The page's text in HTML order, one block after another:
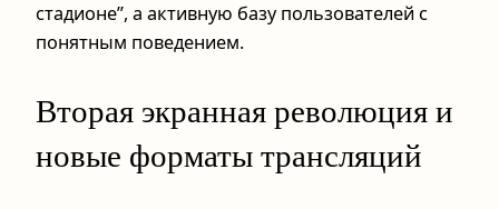
стадионе”, а активную базу пользователей с
понятным поведением.
Вторая экранная революция и
новые форматы трансляций